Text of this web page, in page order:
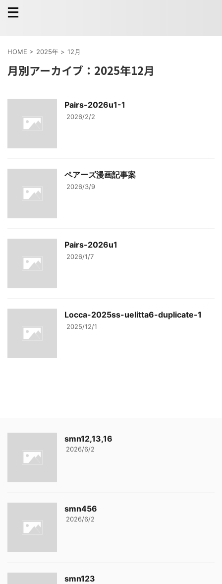
HOME > 2025年 > 12月
月別アーカイブ：2025年12月
Pairs-2026u1-1
2026/2/2
ペアーズ漫画記事案
2026/3/9
Pairs-2026u1
2026/1/7
Locca-2025ss-uelitta6-duplicate-1
2025/12/1
smn12,13,16
2026/6/2
smn456
2026/6/2
smn123